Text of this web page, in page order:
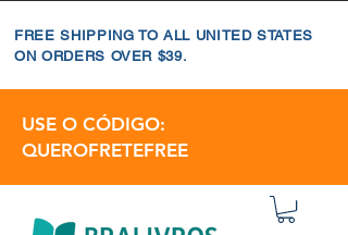
FREE SHIPPING TO ALL UNITED STATES
ON ORDERS OVER $39.
USE O CÓDIGO:
QUEROFRETEFREE